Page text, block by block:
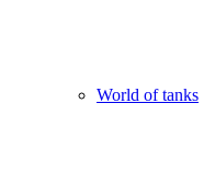
World of tanks